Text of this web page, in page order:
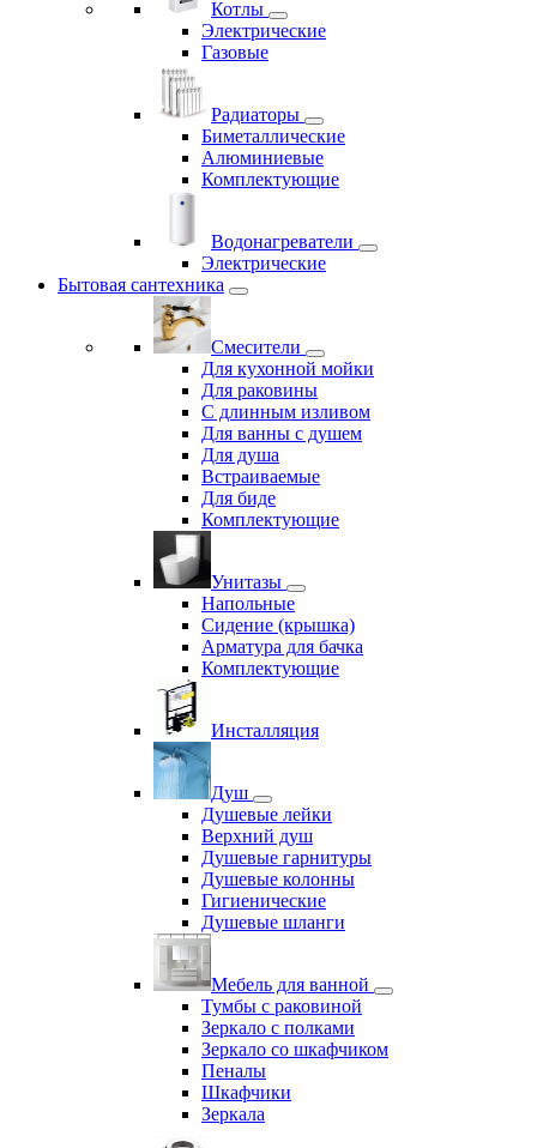
Котлы
Электрические
Газовые
Радиаторы
Биметаллические
Алюминиевые
Комплектующие
Водонагреватели
Электрические
Бытовая сантехника
Смесители
Для кухонной мойки
Для раковины
С длинным изливом
Для ванны с душем
Для душа
Встраиваемые
Для биде
Комплектующие
Унитазы
Напольные
Сидение (крышка)
Арматура для бачка
Комплектующие
Инсталляция
Душ
Душевые лейки
Верхний душ
Душевые гарнитуры
Душевые колонны
Гигиенические
Душевые шланги
Мебель для ванной
Тумбы с раковиной
Зеркало с полками
Зеркало со шкафчиком
Пеналы
Шкафчики
Зеркала